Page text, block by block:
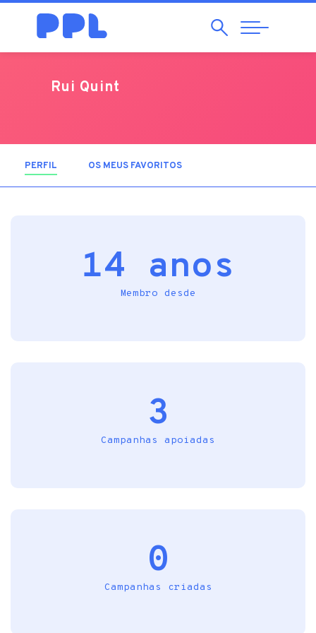
Pesquisar
Abrir
Navegação
Rui Quint
PERFIL (SEPARADOR ATIVO)
OS MEUS FAVORITOS
14 anos
Membro desde
3
Campanhas apoiadas
0
Campanhas criadas